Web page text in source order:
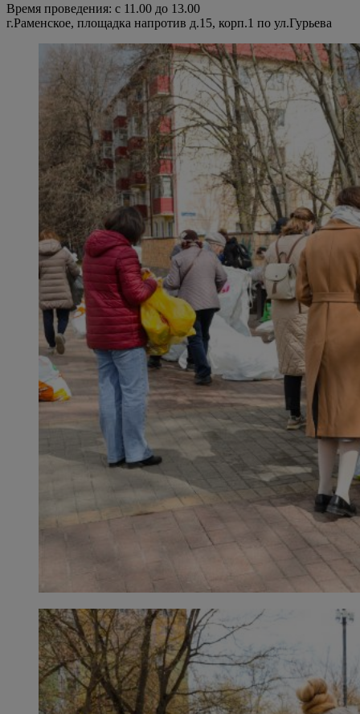
Время проведения: с 11.00 до 13.00
г.Раменское, площадка напротив д.15, корп.1 по ул.Гурьева